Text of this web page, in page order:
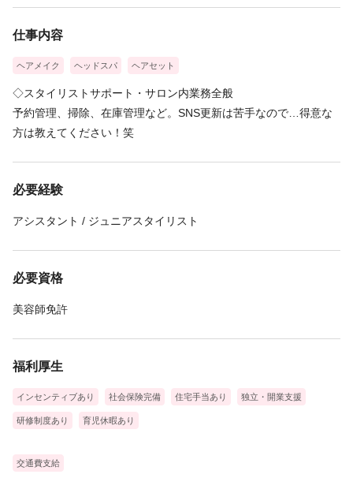
仕事内容
ヘアメイク ヘッドスパ ヘアセット
◇スタイリストサポート・サロン内業務全般
予約管理、掃除、在庫管理など。SNS更新は苦手なので…得意な
方は教えてください！笑
必要経験
アシスタント / ジュニアスタイリスト
必要資格
美容師免許
福利厚生
インセンティブあり 社会保険完備 住宅手当あり 独立・開業支援
研修制度あり 育児休暇あり
交通費支給